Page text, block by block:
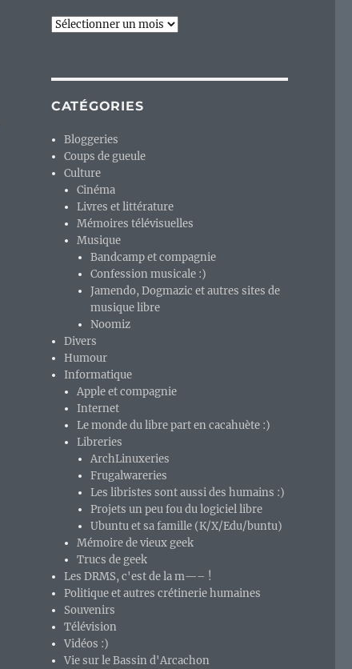
Archives
CATÉGORIES
Bloggeries
Coups de gueule
Culture
Cinéma
Livres et littérature
Mémoires télévisuelles
Musique
Bandcamp et compagnie
Confession musicale :)
Jamendo, Dogmazic et autres sites de
musique libre
Noomiz
Divers
Humour
Informatique
Apple et compagnie
Internet
Le monde du libre part en cacahuète :)
Libreries
ArchLinuxeries
Frugalwareries
Les libristes sont aussi des humains :)
Projets un peu fou du logiciel libre
Ubuntu et sa famille (K/X/Edu/buntu)
Mémoire de vieux geek
Trucs de geek
Les DRMS, c'est de la m—– !
Politique et autres crétinerie humaines
Souvenirs
Télévision
Vidéos :)
Vie sur le Bassin d'Arcachon